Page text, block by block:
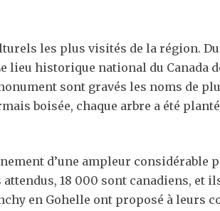
les plus visités de la région.
historique national du Canada
sont gravés les noms de
boisée, chaque arbre a été
d’une ampleur considérable
18 000 sont canadiens, et
en Gohelle ont proposé à leurs